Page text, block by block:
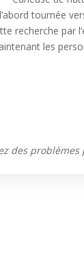
tournée
recherche par
les
des